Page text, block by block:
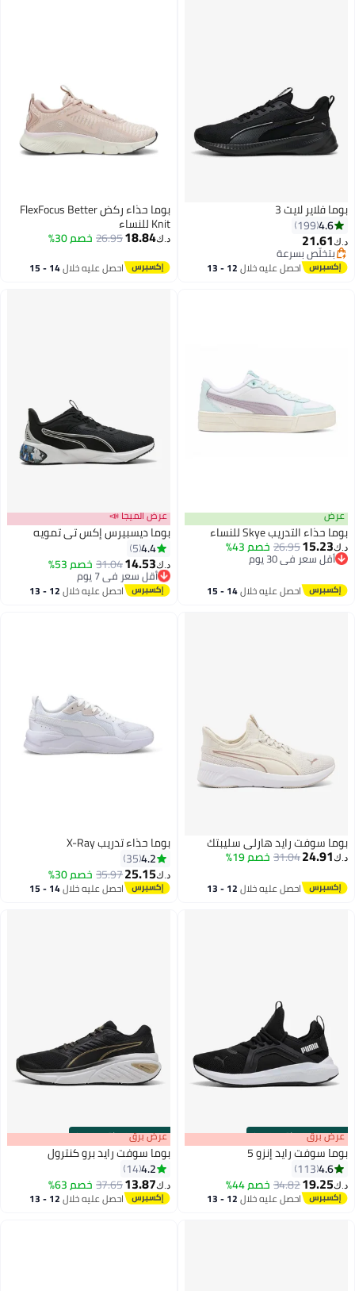
بوما فلاير لايت 3
4.6
199
د.ك‏21.61
بتخلّص بسرعة
بتخلّص بسرعةاحصل عليه خلال 12 - 13
بوما حذاء ركض FlexFocus Better
Knit للنساء
د.ك‏18.84
26.95خصم 30%
احصل عليه خلال 14 - 15
عرض
بوما حذاء التدريب Skye للنساء
د.ك‏15.23
26.95خصم 43%
أقل سعر في 30 يوم
أقل سعر في 30 يوم
احصل عليه خلال 14 - 15
عرض الميجا 📣
بوما ديسبيرس إكس تي تمويه
4.4
5
د.ك‏14.53
31.04خصم 53% أقل سعر في 7 يوم
بتخلّص بسرعة
أقل سعر في 7 يوماحصل عليه خلال 12 - 13
بوما سوفت رايد هارلي سليبتك
د.ك‏24.91
31.04خصم 19%
احصل عليه خلال 12 - 13
بوما حذاء تدريب X-Ray
4.2
35
د.ك‏25.15
35.97خصم 30%
احصل عليه خلال 14 - 15
00m:00s
·باقي 100% عرض برق
بوما سوفت رايد إنزو 5
4.6
113
د.ك‏19.25
34.82خصم 44%
احصل عليه خلال 12 - 13
00m:00s
·باقي 100% عرض برق
بوما سوفت رايد برو كنترول
4.2
14
د.ك‏13.87
37.65خصم 63%
احصل عليه خلال 12 - 13